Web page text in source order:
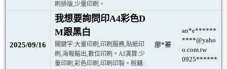
刷排版,少量印刷。
2025/09/16
我想要詢問印A4彩色D
M跟黑白
關鍵字:大量印刷,印刷服務,貼紙印
刷,海報輸出,數位印刷。AI演算:少
量印刷,彩色印刷,印刷印製。稅籍:
廖*蓁
an*e******
****@yaho
o.com.tw
0925******